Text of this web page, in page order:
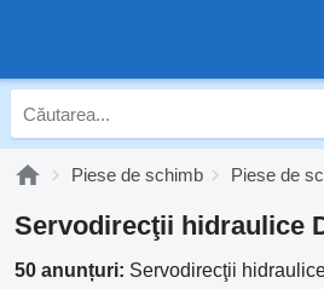
Piese de schimb Piese de
Servodirecţii hidraulice
50 anunțuri: Servodirecţii